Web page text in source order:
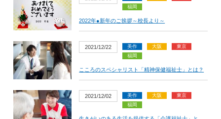
福岡
2022年●新年のご挨拶～校長より～
2021/12/22 美作 大阪
東京
福岡
こころのスペシャリスト「精神保健福祉士」とは？
2021/12/02 美作 大阪
東京
福岡